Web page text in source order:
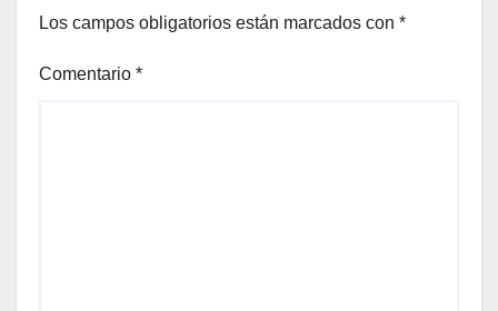
Los campos obligatorios están marcados con *
Comentario *